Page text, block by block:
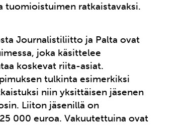
tuomioistuimen ratkaistavaksi.
Journalistiliitto ja Palta ovat
joka käsittelee
koskevat riita-asiat.
tulkinta esimerkiksi
niin yksittäisen jäsenen
Liiton jäsenillä on
000 euroa. Vakuutettuina ovat